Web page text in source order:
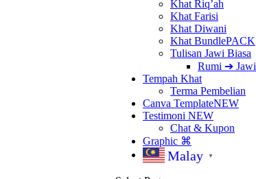
Khat Riq’ah
Khat Farisi
Khat Diwani
Khat BundlePACK
Tulisan Jawi Biasa
Rumi ➔ Jawi
Tempah Khat
Terma Pembelian
Canva TemplateNEW
Testimoni NEW
Chat & Kupon
Graphic ⌘
Malay ▼